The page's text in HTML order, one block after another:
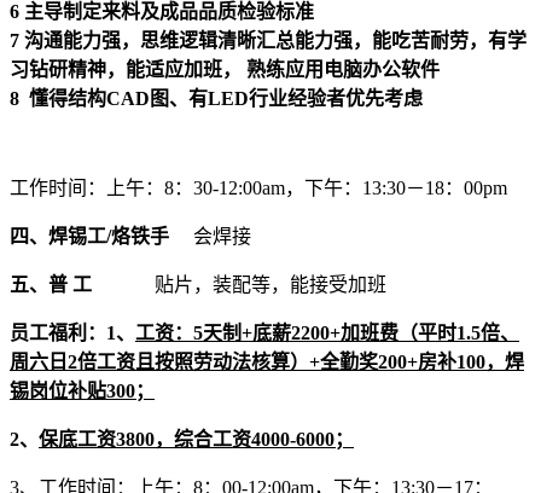
6 主导制定来料及成品品质检验标准
7 沟通能力强，思维逻辑清晰汇总能力强，能吃苦耐劳，有学
习钻研精神，能适应加班， 熟练应用电脑办公软件
8 懂得结构CAD 图、有LED行业经验者优先考虑
工作时间：上午：8：30-12:00am，下午：13:30－18：00pm
四、焊锡工/烙铁手 会焊接
五、普 工 贴片，装配等，能接受加班
员工福利：1、 工资：5天制+底薪2200+加班费（平时1.5倍、
周六日2倍工资且按照劳动法核算）+全勤奖200+房补100，焊
锡岗位补贴300；
2、 保底工资3800，综合工资4000-6000；
3、工作时间：上午：8：00-12:00am，下午：13:30－17：